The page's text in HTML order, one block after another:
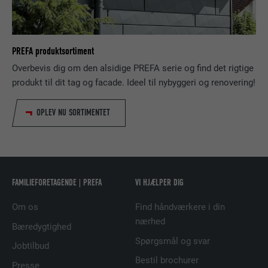
PREFA produktsortiment
Overbevis dig om den alsidige PREFA serie og find det rigtige
produkt til dit tag og facade. Ideel til nybyggeri og renovering!
OPLEV NU SORTIMENTET
FAMILIEFORETAGENDE | PREFA
Om os
Bæredygtighed
Jobtilbud
Presse
VI HJÆLPER DIG
Find håndværkere i din
nærhed
Spørgsmål og svar
Bestil brochurer
NAVN bcookie
UDBYDER LinkedIn
FORLØB 2 år
Bruges af den sociale netværkstjeneste
NAVN bscookie
UDBYDER
FORLØB
Bruges af den sociale netværkstjeneste